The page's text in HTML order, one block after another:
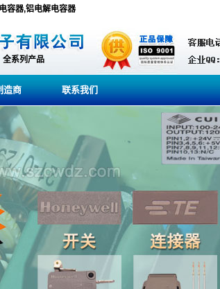
容器,铝电解电容器
全系列产品
造商 联系我们